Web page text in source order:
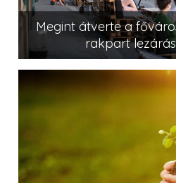
Megint átverte a
rakpart